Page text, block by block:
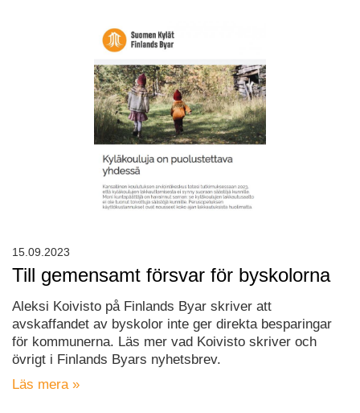
Till gemensamt försvar för byskolorna
Aleksi Koivisto på Finlands Byar skriver att
avskaffandet av byskolor inte ger direkta besparingar
för kommunerna. Läs mer vad Koivisto skriver och
övrigt i Finlands Byars nyhetsbrev.
Läs mera »
15.09.2023